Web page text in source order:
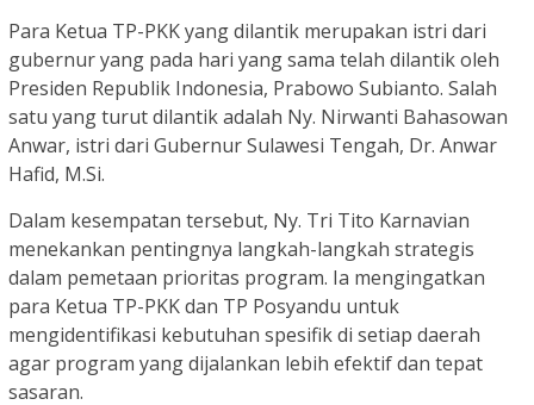
Para Ketua TP-PKK yang dilantik merupakan istri dari
gubernur yang pada hari yang sama telah dilantik oleh
Presiden Republik Indonesia, Prabowo Subianto. Salah
satu yang turut dilantik adalah Ny. Nirwanti Bahasowan
Anwar, istri dari Gubernur Sulawesi Tengah, Dr. Anwar
Hafid, M.Si.
Dalam kesempatan tersebut, Ny. Tri Tito Karnavian
menekankan pentingnya langkah-langkah strategis
dalam pemetaan prioritas program. Ia mengingatkan
para Ketua TP-PKK dan TP Posyandu untuk
mengidentifikasi kebutuhan spesifik di setiap daerah
agar program yang dijalankan lebih efektif dan tepat
sasaran.